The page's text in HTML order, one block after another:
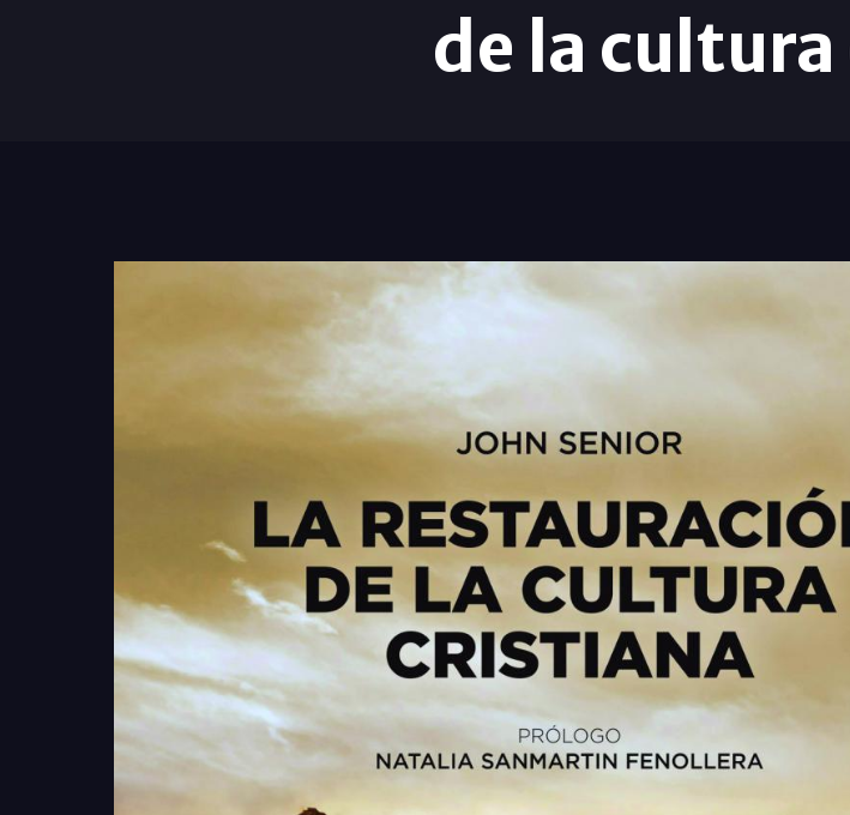
de la